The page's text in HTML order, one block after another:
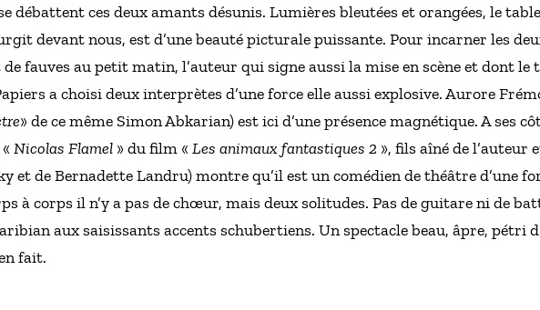
débattent ces deux amants désunis. Lumières bleutées et orangées, le
devant nous, est d’une beauté picturale puissante. Pour incarner les
fauves au petit matin, l’auteur qui signe aussi la mise en scène et dont le
a choisi deux interprètes d’une force elle aussi explosive. Aurore
» de ce même Simon Abkarian) est ici d’une présence magnétique. A ses
Nicolas Flamel » du film « Les animaux fantastiques 2 », fils aîné de l’auteur
et de Bernadette Landru) montre qu’il est un comédien de théâtre d’une
à corps il n’y a pas de chœur, mais deux solitudes. Pas de guitare ni de
aux saisissants accents schubertiens. Un spectacle beau, âpre, pétri
fait.